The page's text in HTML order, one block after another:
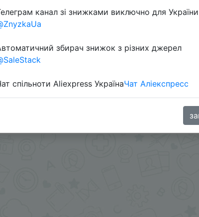
Coins) в приложении.
скидкой монетками.
канал зі знижками виключно для України
збирач знижок з різних джерел
спільноти Aliexpress УкраїнаЧат Аліекспресс